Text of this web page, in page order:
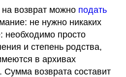
на возврат можно подать
не нужно никаких
необходимо просто
и степень родства,
в архивах
Сумма возврата составит